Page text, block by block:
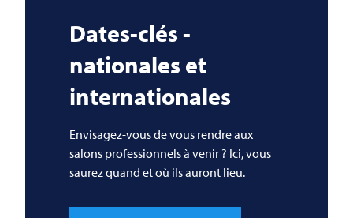
Dates-clés -
nationales et
internationales
Envisagez-vous de vous rendre aux
salons professionnels à venir ? Ici, vous
saurez quand et où ils auront lieu.